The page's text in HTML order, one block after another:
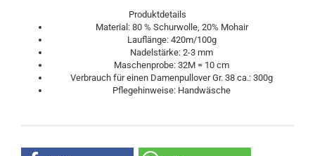
Produktdetails
Material: 80 % Schurwolle, 20% Mohair
Lauflänge: 420m/100g
Nadelstärke: 2-3 mm
Maschenprobe: 32M = 10 cm
Verbrauch für einen Damenpullover Gr. 38 ca.: 300g
Pflegehinweise: Handwäsche